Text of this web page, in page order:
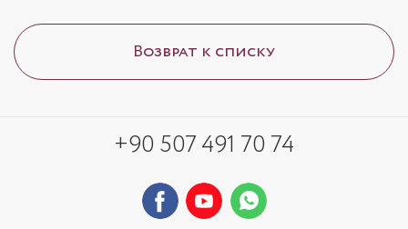
Возврат к списку
+90 507 491 70 74